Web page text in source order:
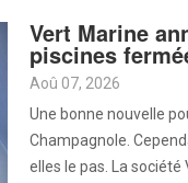
Vert Marine
piscines
Aoû 07, 2026
Une bonne nouvelle
Champagnole.
elles le pas. La